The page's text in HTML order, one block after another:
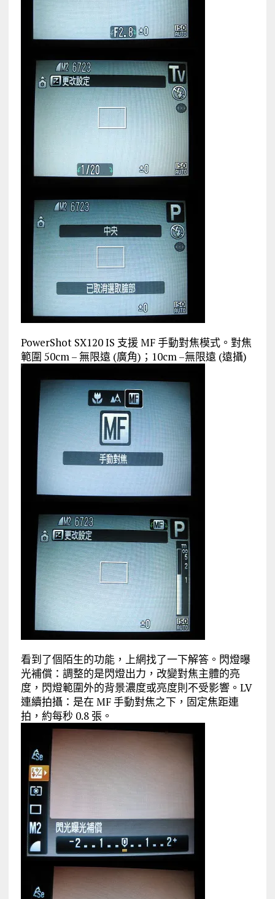
PowerShot SX120 IS 支援 MF 手動對焦模式。對焦
範圍 50cm – 無限遠 (廣角)；10cm –無限遠 (遠攝)
看到了個陌生的功能，上網找了一下解答。閃燈曝
光補償：調整的是閃燈出力，改變對焦主體的亮
度，閃燈範圍外的背景濃度或亮度則不受影響。LV
連續拍攝：是在 MF 手動對焦之下，固定焦距連
拍，約每秒 0.8 張。